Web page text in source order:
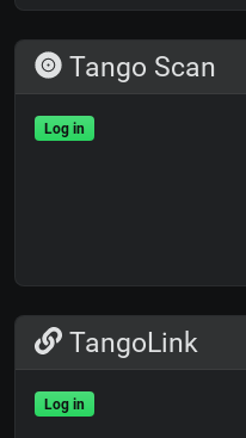
Tango Scan
Log in
TangoLink
Log in